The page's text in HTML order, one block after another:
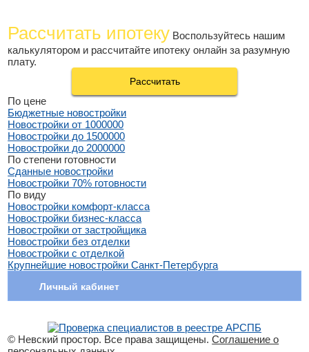
Рассчитать ипотеку Воспользуйтесь нашим
калькулятором и рассчитайте ипотеку онлайн за разумную
плату.
Рассчитать
По цене
Бюджетные новостройки
Новостройки от 1000000
Новостройки до 1500000
Новостройки до 2000000
По степени готовности
Сданные новостройки
Новостройки 70% готовности
По виду
Новостройки комфорт-класса
Новостройки бизнес-класса
Новостройки от застройщика
Новостройки без отделки
Новостройки с отделкой
Крупнейшие новостройки Санкт-Петербурга
Личный кабинет
© Невский простор. Все права защищены.Соглашение о